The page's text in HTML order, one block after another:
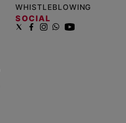
WHISTLEBLOWING
SOCIAL